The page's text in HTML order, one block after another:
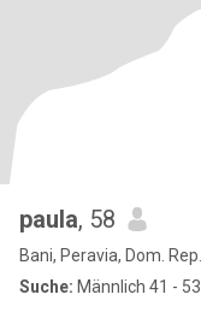
paula, 58
Bani, Peravia, Dom. Rep.
Suche: Männlich 41 - 53